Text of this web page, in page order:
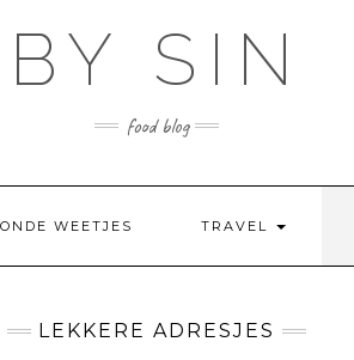
BY SIN
food blog
WEETJES TRAVEL
LEKKERE ADRESJES